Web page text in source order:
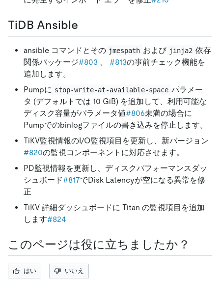
TiDB Ansible
ansible コマンドとその jmespath および jinja2 依存
関係パッケージ#803 #813の事前チェック機能を
追加します。
Pumpに stop-write-at-available-space パラメー
タ (デフォルトでは 10 GiB) を追加して、利用可能な
ディスク容量がパラメータ値#806未満の場合に
Pumpでのbinlogファイルの書き込みを停止します。
TiKV監視情報のI/O監視項目を更新し、新バージョン
#820の監視コンポーネントに対応させます。
PD監視情報を更新し、ディスクパフォ​​ーマンスダッ
シュボード#817でDisk Latencyが空になる異常を修
正
TiKV 詳細ダッシュボードに Titan の監視項目を追加
します#824
このページは役に立ちましたか？
はい いいえ